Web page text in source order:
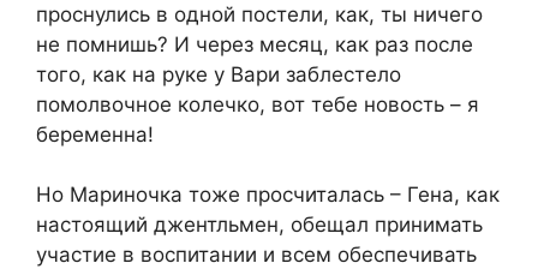
проснулись в одной постели, как, ты ничего
не помнишь? И через месяц, как раз после
того, как на руке у Вари заблестело
помолвочное колечко, вот тебе новость – я
беременна!
Но Мариночка тоже просчиталась – Гена, как
настоящий джентльмен, обещал принимать
участие в воспитании и всем обеспечивать